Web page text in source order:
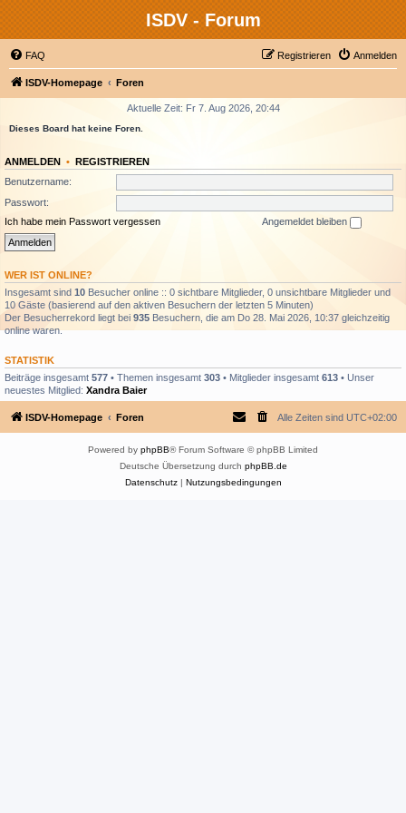
ISDV - Forum
FAQ Anmelden
Registrieren
ISDV-Homepage Foren
Aktuelle Zeit: Fr 7. Aug 2026, 20:44
Dieses Board hat keine Foren.
ANMELDEN • REGISTRIEREN
Benutzername:
Passwort:
Ich habe mein Passwort vergessen
Angemeldet bleiben
WER IST ONLINE?
Insgesamt sind 10 Besucher online :: 0 sichtbare Mitglieder, 0 unsichtbare Mitglieder und
10 Gäste (basierend auf den aktiven Besuchern der letzten 5 Minuten)
Der Besucherrekord liegt bei 935 Besuchern, die am Do 28. Mai 2026, 10:37 gleichzeitig
online waren.
STATISTIK
Beiträge insgesamt 577 • Themen insgesamt 303 • Mitglieder insgesamt 613 • Unser
neuestes Mitglied: Xandra Baier
ISDV-Homepage Foren Alle Zeiten sind UTC+02:00
Powered by phpBB® Forum Software © phpBB Limited
Deutsche Übersetzung durch phpBB.de
Datenschutz| Nutzungsbedingungen